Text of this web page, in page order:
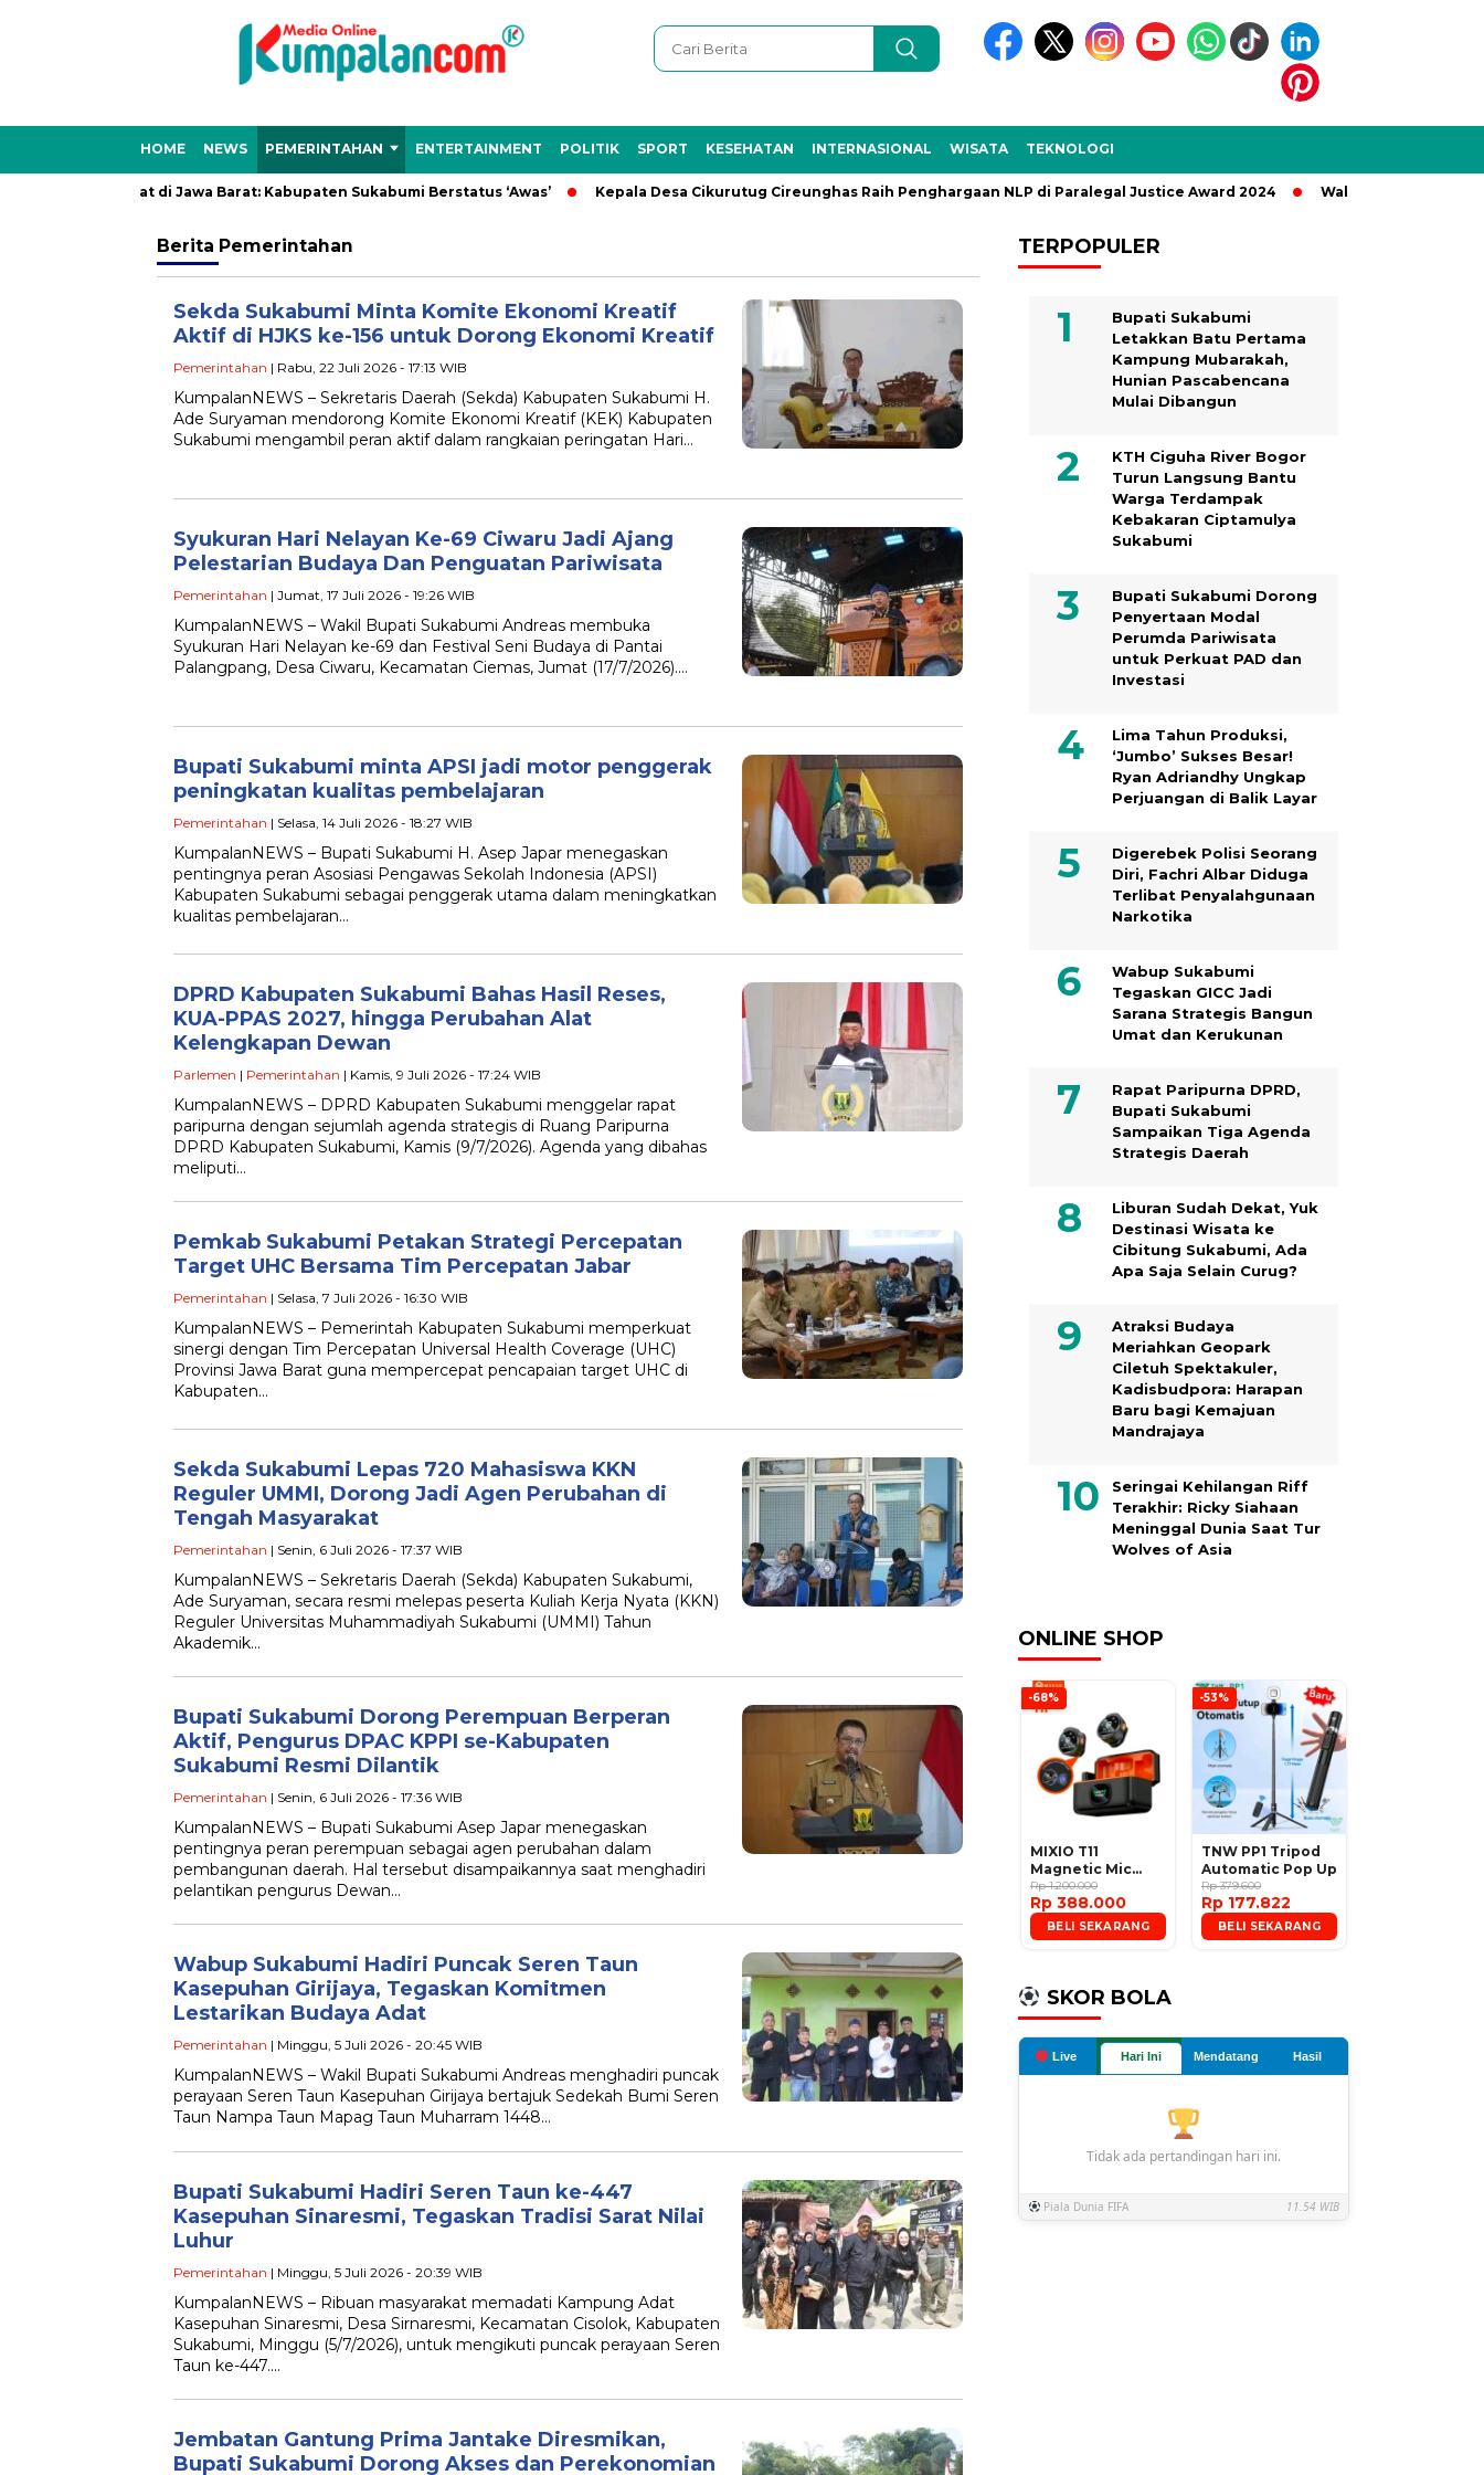
HOME NEWS PEMERINTAHAN ENTERTAINMENT POLITIK SPORT KESEHATAN INTERNASIONAL WISATA TEKNOLOGI
Hujan Lebat di Jawa Barat: Kabupaten Sukabumi Berstatus ‘Awas’ Kepala Desa Cikurutug Cireunghas Raih Penghargaan NLP di Paralegal Justice Award 2024 Wakil Bupati Sukabumi
Berita Pemerintahan
Sekda Sukabumi Minta Komite Ekonomi Kreatif
Aktif di HJKS ke-156 untuk Dorong Ekonomi Kreatif
Pemerintahan | Rabu, 22 Juli 2026 - 17:13 WIB
KumpalanNEWS – Sekretaris Daerah (Sekda) Kabupaten Sukabumi H.
Ade Suryaman mendorong Komite Ekonomi Kreatif (KEK) Kabupaten
Sukabumi mengambil peran aktif dalam rangkaian peringatan Hari…
Syukuran Hari Nelayan Ke-69 Ciwaru Jadi Ajang
Pelestarian Budaya Dan Penguatan Pariwisata
Pemerintahan | Jumat, 17 Juli 2026 - 19:26 WIB
KumpalanNEWS – Wakil Bupati Sukabumi Andreas membuka
Syukuran Hari Nelayan ke-69 dan Festival Seni Budaya di Pantai
Palangpang, Desa Ciwaru, Kecamatan Ciemas, Jumat (17/7/2026)….
Bupati Sukabumi minta APSI jadi motor penggerak
peningkatan kualitas pembelajaran
Pemerintahan | Selasa, 14 Juli 2026 - 18:27 WIB
KumpalanNEWS – Bupati Sukabumi H. Asep Japar menegaskan
pentingnya peran Asosiasi Pengawas Sekolah Indonesia (APSI)
Kabupaten Sukabumi sebagai penggerak utama dalam meningkatkan
kualitas pembelajaran…
DPRD Kabupaten Sukabumi Bahas Hasil Reses,
KUA-PPAS 2027, hingga Perubahan Alat
Kelengkapan Dewan
Parlemen | Pemerintahan | Kamis, 9 Juli 2026 - 17:24 WIB
KumpalanNEWS – DPRD Kabupaten Sukabumi menggelar rapat
paripurna dengan sejumlah agenda strategis di Ruang Paripurna
DPRD Kabupaten Sukabumi, Kamis (9/7/2026). Agenda yang dibahas
meliputi…
Pemkab Sukabumi Petakan Strategi Percepatan
Target UHC Bersama Tim Percepatan Jabar
Pemerintahan | Selasa, 7 Juli 2026 - 16:30 WIB
KumpalanNEWS – Pemerintah Kabupaten Sukabumi memperkuat
sinergi dengan Tim Percepatan Universal Health Coverage (UHC)
Provinsi Jawa Barat guna mempercepat pencapaian target UHC di
Kabupaten…
Sekda Sukabumi Lepas 720 Mahasiswa KKN
Reguler UMMI, Dorong Jadi Agen Perubahan di
Tengah Masyarakat
Pemerintahan | Senin, 6 Juli 2026 - 17:37 WIB
KumpalanNEWS – Sekretaris Daerah (Sekda) Kabupaten Sukabumi,
Ade Suryaman, secara resmi melepas peserta Kuliah Kerja Nyata (KKN)
Reguler Universitas Muhammadiyah Sukabumi (UMMI) Tahun
Akademik…
Bupati Sukabumi Dorong Perempuan Berperan
Aktif, Pengurus DPAC KPPI se-Kabupaten
Sukabumi Resmi Dilantik
Pemerintahan | Senin, 6 Juli 2026 - 17:36 WIB
KumpalanNEWS – Bupati Sukabumi Asep Japar menegaskan
pentingnya peran perempuan sebagai agen perubahan dalam
pembangunan daerah. Hal tersebut disampaikannya saat menghadiri
pelantikan pengurus Dewan…
Wabup Sukabumi Hadiri Puncak Seren Taun
Kasepuhan Girijaya, Tegaskan Komitmen
Lestarikan Budaya Adat
Pemerintahan | Minggu, 5 Juli 2026 - 20:45 WIB
KumpalanNEWS – Wakil Bupati Sukabumi Andreas menghadiri puncak
perayaan Seren Taun Kasepuhan Girijaya bertajuk Sedekah Bumi Seren
Taun Nampa Taun Mapag Taun Muharram 1448…
Bupati Sukabumi Hadiri Seren Taun ke-447
Kasepuhan Sinaresmi, Tegaskan Tradisi Sarat Nilai
Luhur
Pemerintahan | Minggu, 5 Juli 2026 - 20:39 WIB
KumpalanNEWS – Ribuan masyarakat memadati Kampung Adat
Kasepuhan Sinaresmi, Desa Sirnaresmi, Kecamatan Cisolok, Kabupaten
Sukabumi, Minggu (5/7/2026), untuk mengikuti puncak perayaan Seren
Taun ke-447….
Jembatan Gantung Prima Jantake Diresmikan,
Bupati Sukabumi Dorong Akses dan Perekonomian
TERPOPULER
Bupati Sukabumi
Letakkan Batu Pertama
Kampung Mubarakah,
Hunian Pascabencana
Mulai Dibangun
KTH Ciguha River Bogor
Turun Langsung Bantu
Warga Terdampak
Kebakaran Ciptamulya
Sukabumi
Bupati Sukabumi Dorong
Penyertaan Modal
Perumda Pariwisata
untuk Perkuat PAD dan
Investasi
Lima Tahun Produksi,
‘Jumbo’ Sukses Besar!
Ryan Adriandhy Ungkap
Perjuangan di Balik Layar
Digerebek Polisi Seorang
Diri, Fachri Albar Diduga
Terlibat Penyalahgunaan
Narkotika
Wabup Sukabumi
Tegaskan GICC Jadi
Sarana Strategis Bangun
Umat dan Kerukunan
Rapat Paripurna DPRD,
Bupati Sukabumi
Sampaikan Tiga Agenda
Strategis Daerah
Liburan Sudah Dekat, Yuk
Destinasi Wisata ke
Cibitung Sukabumi, Ada
Apa Saja Selain Curug?
Atraksi Budaya
Meriahkan Geopark
Ciletuh Spektakuler,
Kadisbudpora: Harapan
Baru bagi Kemajuan
Mandrajaya
Seringai Kehilangan Riff
Terakhir: Ricky Siahaan
Meninggal Dunia Saat Tur
Wolves of Asia
ONLINE SHOP
-68%
MIXIO T11
Magnetic Mic
Wireless Clip on
Microphone
Rp 1.200.000
Rp 388.000
BELI SEKARANG
-53%
TNW PP1 Tripod
Automatic Pop Up
Rp 379.600
Rp 177.822
BELI SEKARANG
SKOR BOLA
Live Hari Ini Mendatang Hasil
Tidak ada pertandingan hari ini.
Piala Dunia FIFA 11.54 WIB